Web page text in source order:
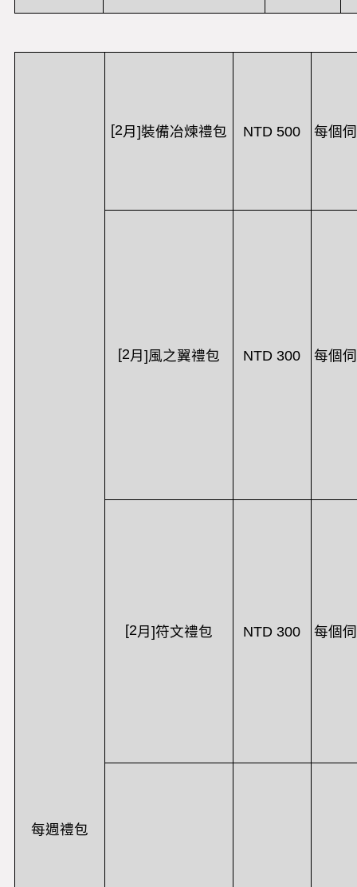
每週禮包
[2月 ]裝備冶煉禮包 NTD 500 每個
[2月 ]風之翼禮包 NTD 300 每個
[2月 ]符文禮包 NTD 300 每個